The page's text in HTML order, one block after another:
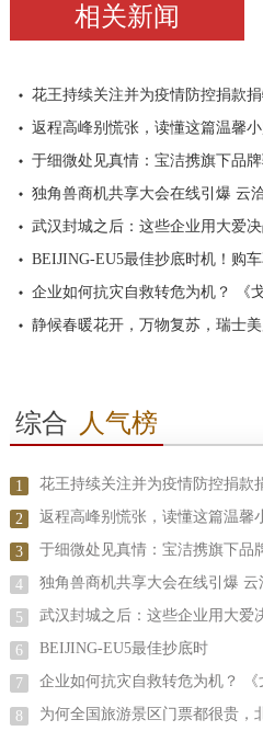
相关新闻
花王持续关注并为疫情防控捐款
返程高峰别慌张，读懂这篇温馨
于细微处见真情：宝洁携旗下品
独角兽商机共享大会在线引爆 云
武汉封城之后：这些企业用大爱
BEIJING-EU5最佳抄底时机！购
企业如何抗灾自救转危为机？ 《
静候春暖花开，万物复苏，瑞士
综合 人气榜
1 花王持续关注并为疫情防控捐款
2 返程高峰别慌张，读懂这篇温馨
3 于细微处见真情：宝洁携旗下品
4 独角兽商机共享大会在线引爆 云
5 武汉封城之后：这些企业用大爱
6 BEIJING-EU5最佳抄底时
7 企业如何抗灾自救转危为机？ 《
8 为何全国旅游景区门票都很贵，